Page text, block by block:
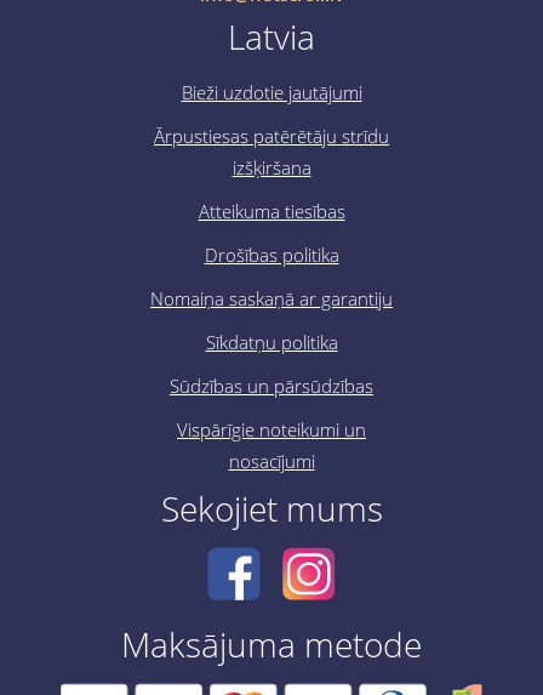
Latvia
Bieži uzdotie jautājumi
Ārpustiesas patērētāju strīdu
izšķiršana
Atteikuma tiesības
Drošības politika
Nomaiņa saskaņā ar garantiju
Sīkdatņu politika
Sūdzības un pārsūdzības
Vispārīgie noteikumi un
nosacījumi
Sekojiet mums
Maksājuma metode